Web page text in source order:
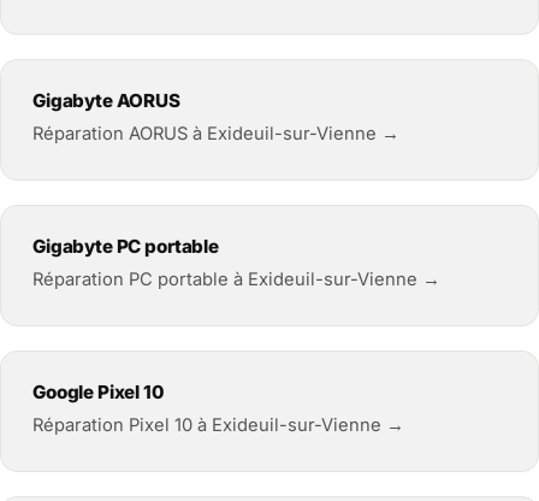
Gigabyte AORUS
Réparation AORUS à Exideuil-sur-Vienne →
Gigabyte PC portable
Réparation PC portable à Exideuil-sur-Vienne →
Google Pixel 10
Réparation Pixel 10 à Exideuil-sur-Vienne →